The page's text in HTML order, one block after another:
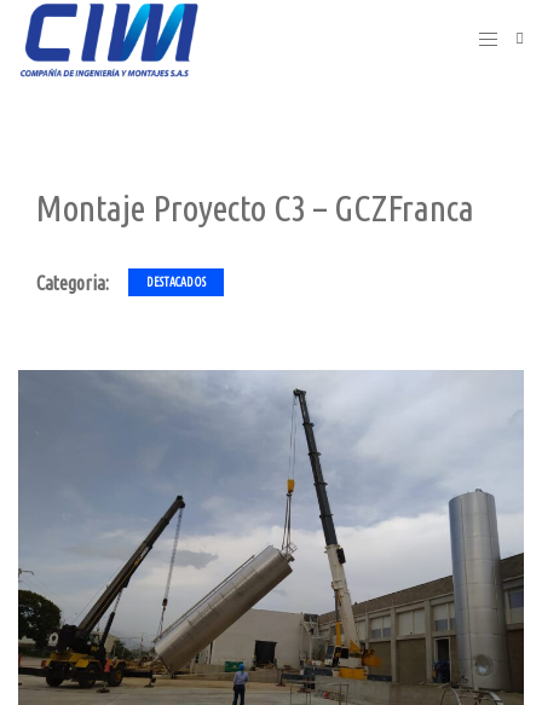
Montaje Proyecto C3 – GCZFranca
Categoria: DESTACADOS